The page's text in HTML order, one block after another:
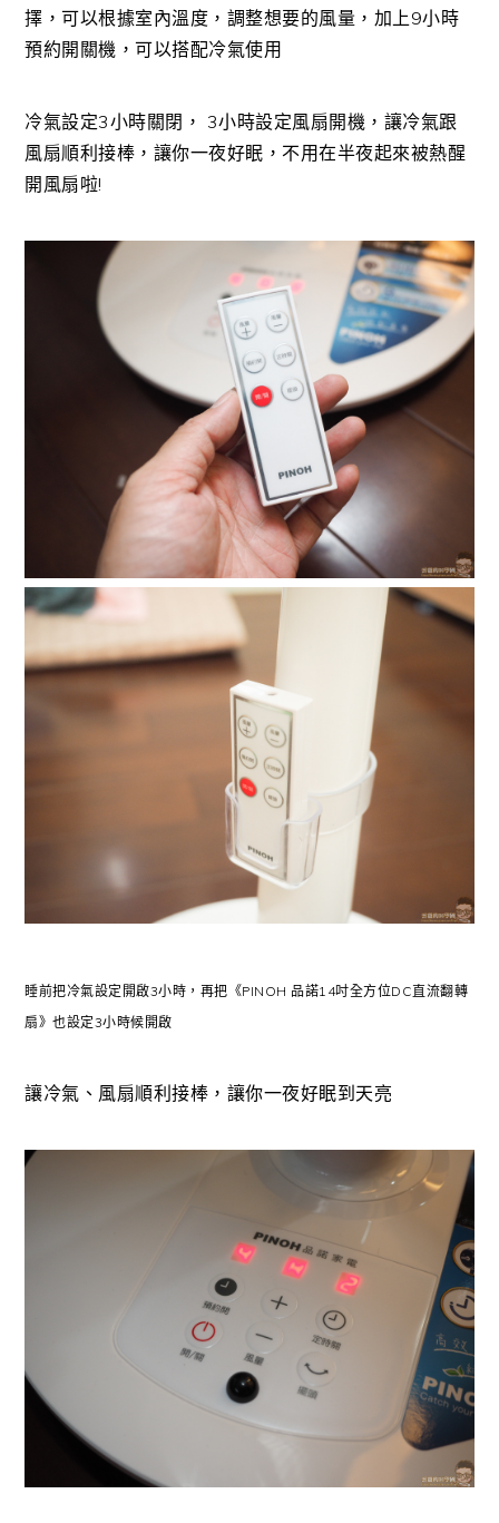
擇，可以根據室內溫度，調整想要的風量，加上9小時
預約開關機，可以搭配冷氣使用
冷氣設定3小時關閉， 3小時設定風扇開機，讓冷氣跟
風扇順利接棒，讓你一夜好眠，不用在半夜起來被熱醒
開風扇啦!
睡前把冷氣設定開啟3小時，再把《PINOH 品諾14吋全方位DC直流翻轉
扇》也設定3小時候開啟
讓冷氣、風扇順利接棒，讓你一夜好眠到天亮